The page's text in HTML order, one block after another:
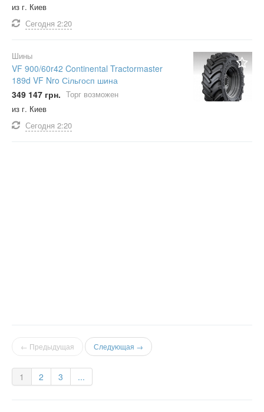
из г. Киев
Сегодня 2:20
Шины
VF 900/60r42 Continental Tractormaster
189d VF Nro Сільгосп шина
349 147 грн. Торг возможен
из г. Киев
Сегодня 2:20
← Предыдущая Следующая →
1 2 3 ...